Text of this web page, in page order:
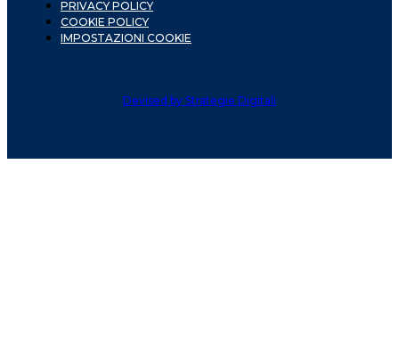
PRIVACY POLICY
COOKIE POLICY
IMPOSTAZIONI COOKIE
Devised by Strategie Digitali